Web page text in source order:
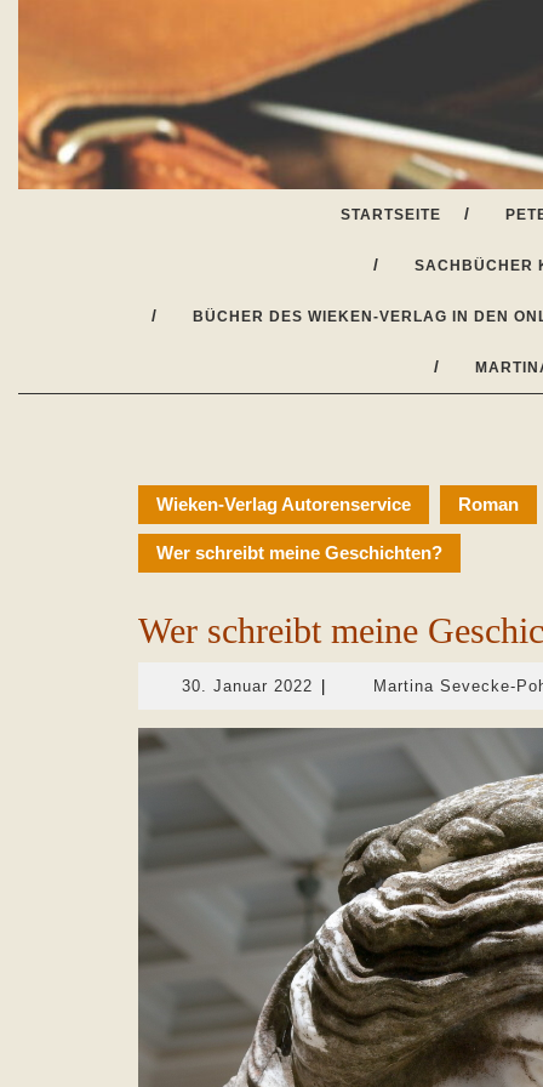
STARTSEITE
SACHBÜCHER
BÜCHER DES WIEKEN-VERLAG IN DEN
Wieken-Verlag Autorenservice Roman
Wer schreibt meine Geschichten?
Wer schreibt meine
30. Januar 2022 30.
2022
Martina Sevecke-